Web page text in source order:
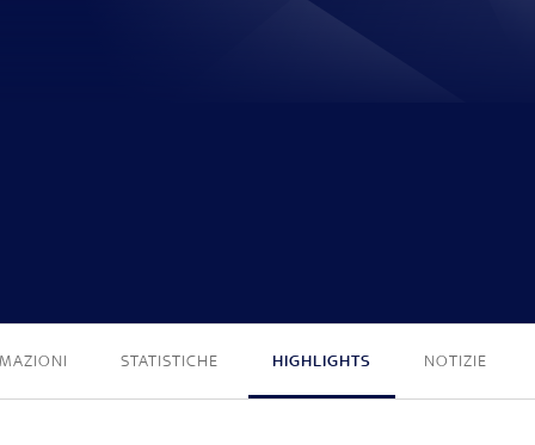
STATISTICHE HIGHLIGHTS NOTIZIE